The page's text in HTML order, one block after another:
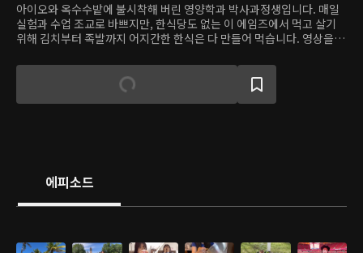
아이오와 옥수수밭에 불시착해 버린 영양학과 박사과정생입니다. 매일
실험과 수업 조교로 바쁘지만, 한식당도 없는 이 에임즈에서 먹고 살기
위해 김치부터 족발까지 어지간한 한식은 다 만들어 먹습니다. 영상을 보
에피소드